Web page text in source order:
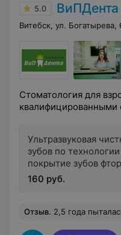
5.0 ВиПДента
Витебск, ул. Богатырева,
Стоматология для
Ультразвуковая
зубов по
покрытие зубов
лаком
160 руб.
Отзыв. 2,5 года пыталась лечить зубки младшему ребенку, уходил в истерику,